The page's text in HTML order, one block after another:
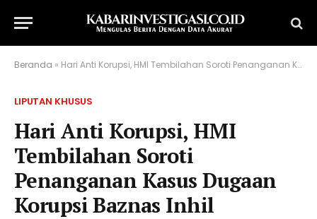
Beranda » Hari Anti Korupsi, HMI Tembilahan Soroti Penanganan Kasus Dugaan Korupsi Baznas Inhil
LIPUTAN KHUSUS
Hari Anti Korupsi, HMI
Tembilahan Soroti
Penanganan Kasus Dugaan
Korupsi Baznas Inhil